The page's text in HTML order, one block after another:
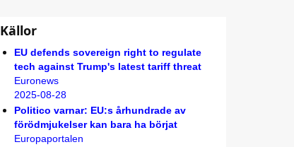
Källor
EU defends sovereign right to regulate
tech against Trump's latest tariff threat
Euronews
2025-08-28
Politico varnar: EU:s århundrade av
förödmjukelser kan bara ha börjat
Europaportalen